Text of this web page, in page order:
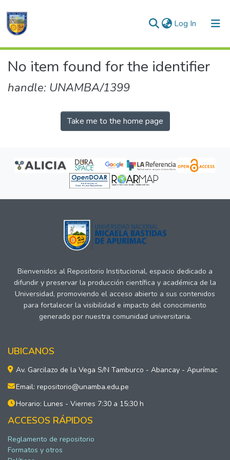
Log In (current)
Communities & Collections
No item found for the identifier
handle: UNAMBA/1399
Take me to the home page
Bienvenidos al Repositorio Institucional, espacio dedicado a
difundir y preservar la producción científica y académica de la
Universidad, promoviendo el acceso abierto a sus contenidos
para fortalecer la visibilidad e impacto del conocimiento
generado por nuestra comunidad universitaria.
UBICANOS
Av. Garcilazo de la Vega S/N Tamburco - Abancay - Apurímac
Email: repositorio@unamba.edu.pe
Horario: Lunes - Viernes 7:30 a 15:30 h
ACCESOS RÁPIDOS
Reglamento de repositorio
Formatos y otros